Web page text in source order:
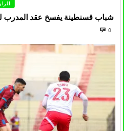
شباب قسنطينة يفسخ عقد المدرب
0